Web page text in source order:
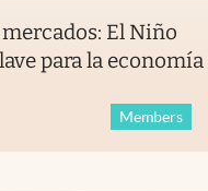
El Niño
para la economía
Members